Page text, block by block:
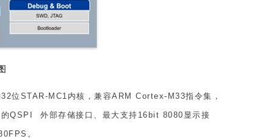
位STAR-MC1内核，兼容ARM Cortex-M33指令集，
QSPI 外部存储接口、最大支持16bit 8080显示接
。